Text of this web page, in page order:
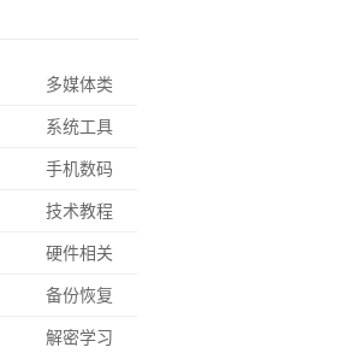
多媒体类
系统工具
手机数码
技术教程
硬件相关
备份恢复
解密学习